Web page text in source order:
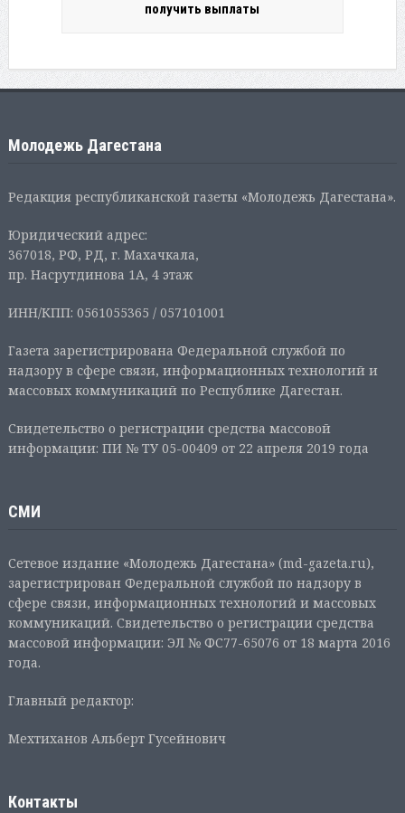
получить выплаты
Молодежь Дагестана
Редакция республиканской газеты «Молодежь Дагестана».
Юридический адрес:
367018, РФ, РД, г. Махачкала,
пр. Насрутдинова 1А, 4 этаж
ИНН/КПП: 0561055365 / 057101001
Газета зарегистрирована Федеральной службой по
надзору в сфере связи, информационных технологий и
массовых коммуникаций по Республике Дагестан.
Свидетельство о регистрации средства массовой
информации: ПИ № ТУ 05-00409 от 22 апреля 2019 года
СМИ
Сетевое издание «Молодежь Дагестана» (md-gazeta.ru),
зарегистрирован Федеральной службой по надзору в
сфере связи, информационных технологий и массовых
коммуникаций. Свидетельство о регистрации средства
массовой информации: ЭЛ № ФС77-65076 от 18 марта 2016
года.
Главный редактор:
Мехтиханов Альберт Гусейнович
Контакты